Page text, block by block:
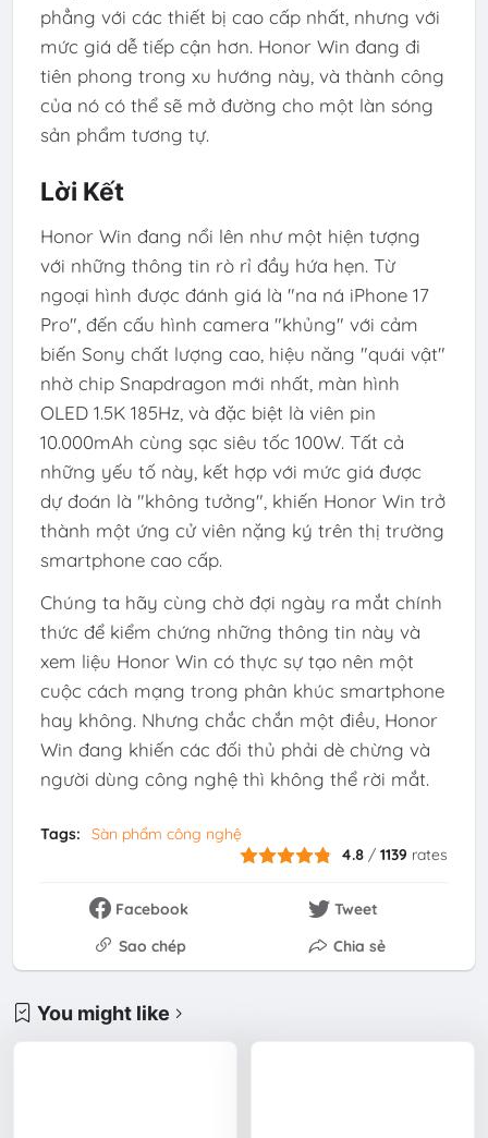
phẳng với các thiết bị cao cấp nhất, nhưng với
mức giá dễ tiếp cận hơn. Honor Win đang đi
tiên phong trong xu hướng này, và thành công
của nó có thể sẽ mở đường cho một làn sóng
sản phẩm tương tự.
Lời Kết
Honor Win đang nổi lên như một hiện tượng
với những thông tin rò rỉ đầy hứa hẹn. Từ
ngoại hình được đánh giá là "na ná iPhone 17
Pro", đến cấu hình camera "khủng" với cảm
biến Sony chất lượng cao, hiệu năng "quái vật"
nhờ chip Snapdragon mới nhất, màn hình
OLED 1.5K 185Hz, và đặc biệt là viên pin
10.000mAh cùng sạc siêu tốc 100W. Tất cả
những yếu tố này, kết hợp với mức giá được
dự đoán là "không tưởng", khiến Honor Win trở
thành một ứng cử viên nặng ký trên thị trường
smartphone cao cấp.
Chúng ta hãy cùng chờ đợi ngày ra mắt chính
thức để kiểm chứng những thông tin này và
xem liệu Honor Win có thực sự tạo nên một
cuộc cách mạng trong phân khúc smartphone
hay không. Nhưng chắc chắn một điều, Honor
Win đang khiến các đối thủ phải dè chừng và
người dùng công nghệ thì không thể rời mắt.
Tags:
Sàn phẩm công nghệ
4.8 /1139 rates
Facebook
Tweet
Sao chép
Chia sẻ
You might like